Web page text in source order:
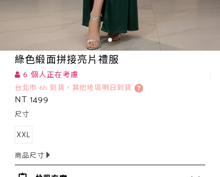
綠色緞面拼接亮片禮服
6 個人正在考慮
台北市 6h 到貨，其他地區明日到貨
NT 1499
尺寸
XXL
商品尺寸